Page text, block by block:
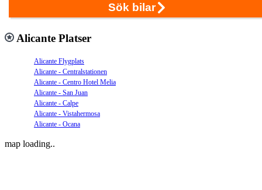
Sök bilar
Alicante Platser
Alicante Flygplats
Alicante - Centralstationen
Alicante - Centro Hotel Melia
Alicante - San Juan
Alicante - Calpe
Alicante - Vistahermosa
Alicante - Ocana
map loading..